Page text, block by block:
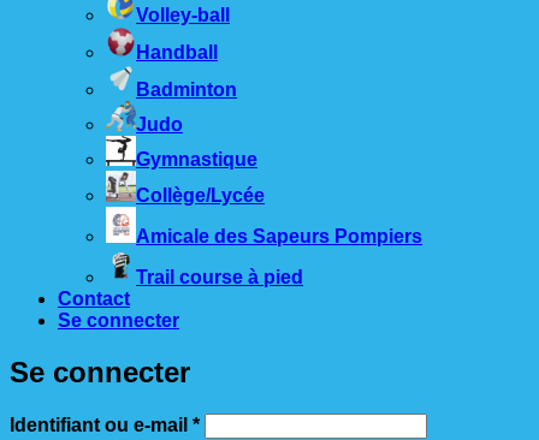
Volley-ball
Handball
Badminton
Judo
Gymnastique
Collège/Lycée
Amicale des Sapeurs Pompiers
Trail course à pied
Contact
Se connecter
Se connecter
Identifiant ou e-mail *Obligatoire